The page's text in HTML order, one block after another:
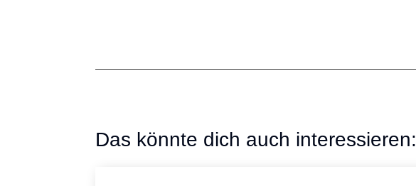
Das könnte dich auch interessieren: